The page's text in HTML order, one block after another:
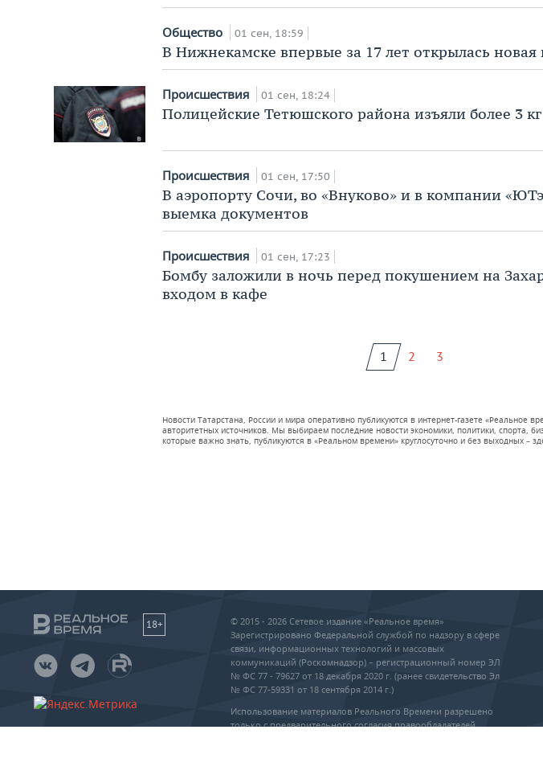
Общество 01 сен, 18:59
В Нижнекамске впервые за 17 лет открылась новая
Происшествия 01 сен, 18:24
Полицейские Тетюшского района изъяли более 3
Происшествия 01 сен, 17:50
В аэропорту Сочи, во «Внуково» и в компании
выемка документов
Происшествия 01 сен, 17:23
Бомбу заложили в ночь перед покушением на
входом в кафе
1 2 3
Новости Татарстана, России и мира оперативно публикуются в интернет-газете
авторитетных источников. Мы выбираем последние новости экономики, политики, спорта,
которые важно знать, публикуются в «Реальном времени» круглосуточно и без выходных –
18+
© 2015 - 2026 Сетевое издание «Реальное время»
Зарегистрировано Федеральной службой по надзору в сфере
связи, информационных технологий и массовых
коммуникаций (Роскомнадзор) – регистрационный номер ЭЛ
№ ФС 77 - 79627 от 18 декабря 2020 г. (ранее свидетельство Эл
№ ФС 77-59331 от 18 сентября 2014 г.)
Использование материалов Реального Времени разрешено
только с предварительного согласия правообладателей,